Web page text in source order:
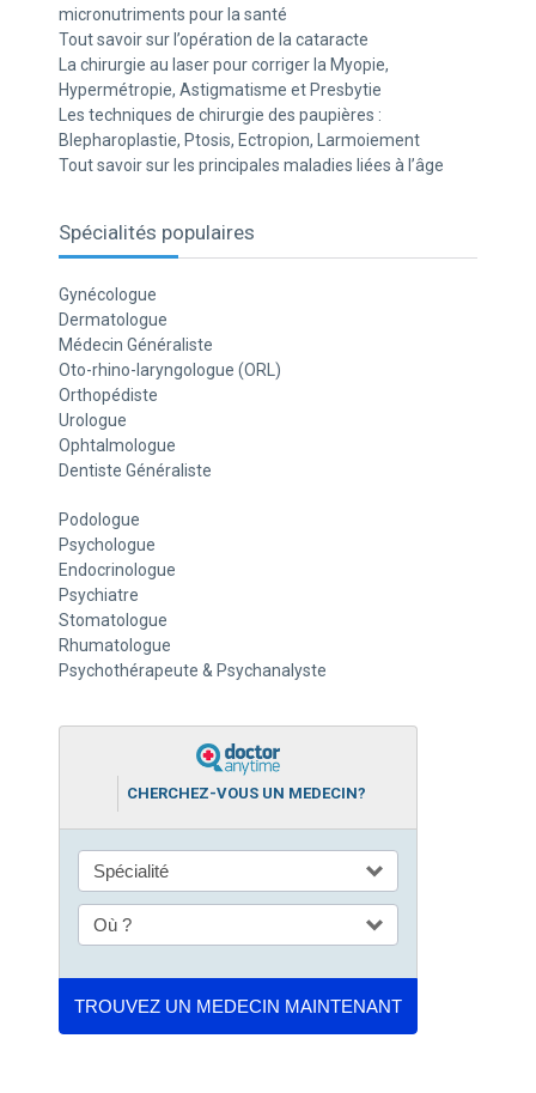
micronutriments pour la santé
Tout savoir sur l’opération de la cataracte
La chirurgie au laser pour corriger la Myopie,
Hypermétropie, Astigmatisme et Presbytie
Les techniques de chirurgie des paupières :
Blepharoplastie, Ptosis, Ectropion, Larmoiement
Tout savoir sur les principales maladies liées à l’âge
Spécialités populaires
Gynécologue
Dermatologue
Médecin Généraliste
Oto-rhino-laryngologue (ORL)
Orthopédiste
Urologue
Ophtalmologue
Dentiste Généraliste
Podologue
Psychologue
Endocrinologue
Psychiatre
Stomatologue
Rhumatologue
Psychothérapeute & Psychanalyste
CHERCHEZ-VOUS UN MEDECIN?